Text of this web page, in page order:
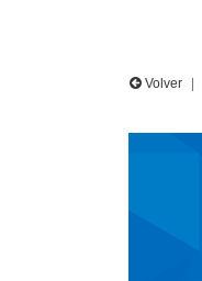
Volver